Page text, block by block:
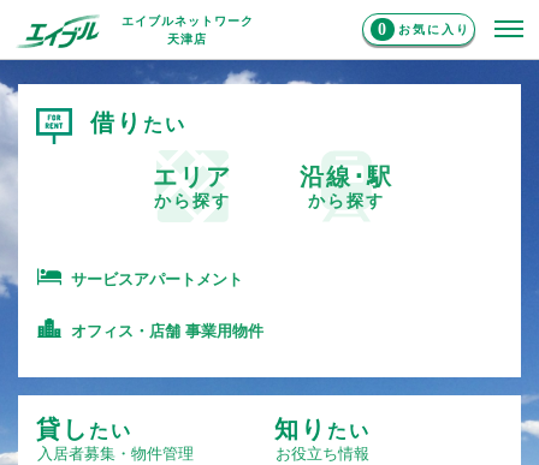
エイブルネットワーク
天津店
0 お気に入り
借り たい
エリア
から探す
沿線･駅
から探す
サービスアパートメント
オフィス・店舗 事業用物件
貸し たい
入居者募集・物件管理
知り たい
お役立ち情報